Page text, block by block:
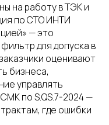
на работу в ТЭК и
по СТО ИНТИ
— это
для допуска в
оценивают
бизнеса,
управлять
по S.QS.7-2024 —
где ошибки